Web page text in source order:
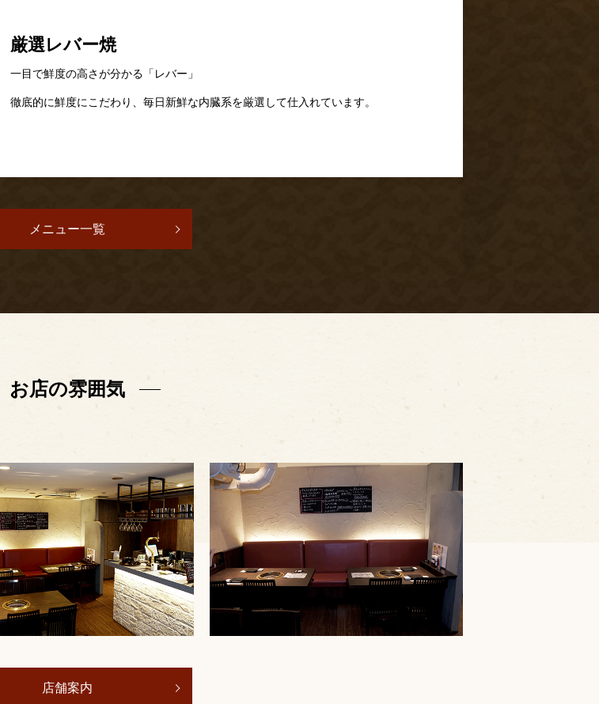
厳選レバー焼
一目で鮮度の高さが分かる「レバー」
徹底的に鮮度にこだわり、毎日新鮮な内臓系を厳選して仕入れています。
メニュー一覧
お店の雰囲気
店舗案内